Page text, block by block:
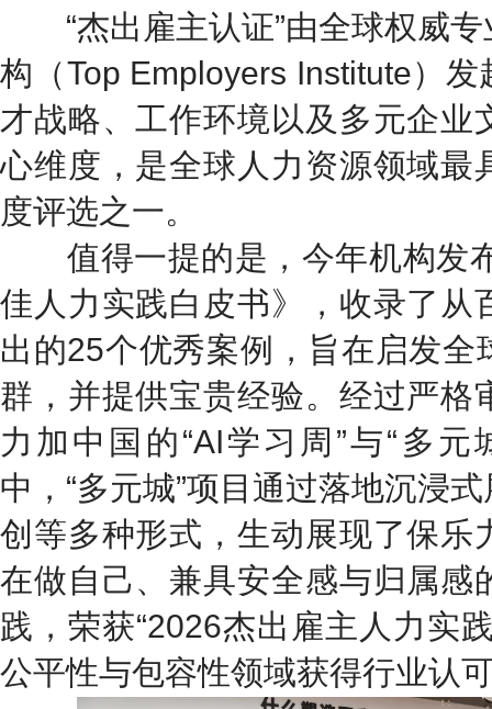
“杰出雇主认证”由全球权威专
构（Top Employers Institute）
才战略、工作环境以及多元企业
心维度，是全球人力资源领域最
度评选之一。
值得一提的是，今年机构发
佳人力实践白皮书》，收录了从
出的25个优秀案例，旨在启发全
群，并提供宝贵经验。经过严格
力加中国的“AI学习周”与“多
中，“多元城”项目通过落地沉浸
创等多种形式，生动展现了保乐
在做自己、兼具安全感与归属感
践，荣获“2026杰出雇主人力实
公平性与包容性领域获得行业认